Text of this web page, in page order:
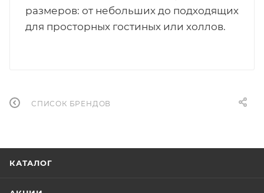
размеров: от небольших до подходящих
для просторных гостиных или холлов.
СПИСОК БРЕНДОВ
КАТАЛОГ